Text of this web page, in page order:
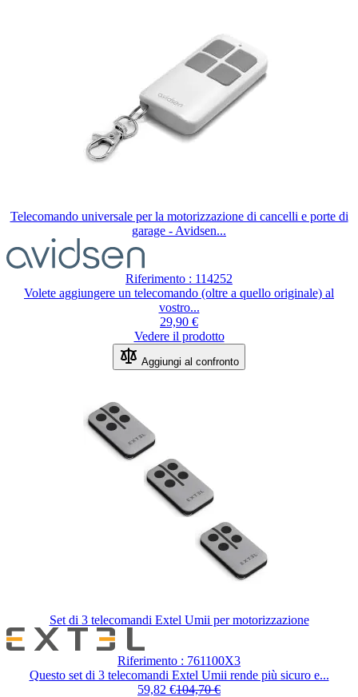
Telecomando universale per la motorizzazione di cancelli e porte di
garage - Avidsen...
Riferimento : 114252
Volete aggiungere un telecomando (oltre a quello originale) al
vostro...
29,90 €
Vedere il prodotto
Aggiungi al confronto
Set di 3 telecomandi Extel Umii per motorizzazione
Riferimento : 761100X3
Questo set di 3 telecomandi Extel Umii rende più sicuro e...
59,82 €104,70 €